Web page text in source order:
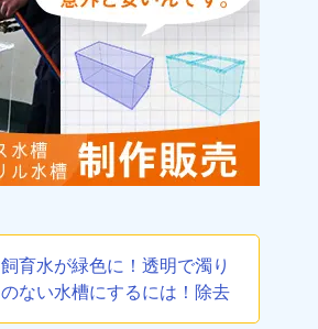
飼育水が緑色に！透明で濁り
のない水槽にするには！除去
方法教えます